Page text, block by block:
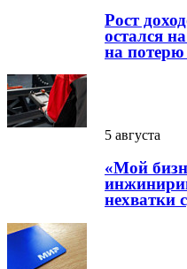
Рост
остался
на
5 августа
«Мой
нехватки